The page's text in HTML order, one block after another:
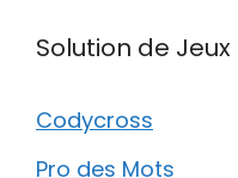
Solution de Jeux
Codycross
Pro des Mots